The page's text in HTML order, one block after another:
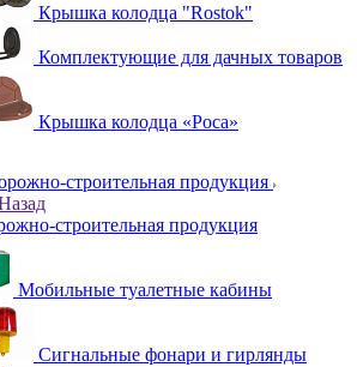
Крышка колодца "Rostok"
Комплектующие для дачных товаров
Крышка колодца «Роса»
строительная продукция
строительная продукция
Мобильные туалетные кабины
Сигнальные фонари и гирлянды